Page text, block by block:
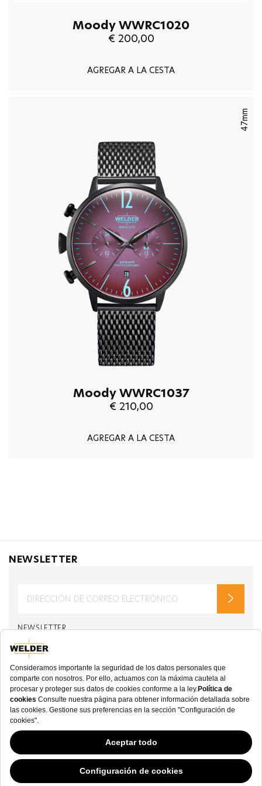
Moody WWRC1020
€ 200,00
AGREGAR A LA CESTA
47mm
Moody WWRC1037
€ 210,00
AGREGAR A LA CESTA
NEWSLETTER
NEWSLETTER
Política de Privacidad
Recibir correos electrónicos relacionados con
Welder Watch
Communication intendedmy personal dataı
consent to its use. .
SOCIAL CHANNELS
CATEGORY
COLECCIÓN
Este sitio web ha continuado su desarrollo mientras los Gobiernos han tenido
opiniones Variables con respecto a las cookies, y a pesar de que odiamos la
“ley de cookies”, debemos cumplir con el estado actual de la regulación.